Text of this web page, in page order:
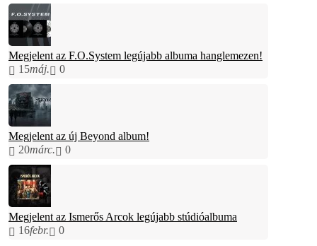
Megjelent az F.O.System legújabb albuma hanglemezen!
15máj. 0
Megjelent az új Beyond album!
20márc. 0
Megjelent az Ismerős Arcok legújabb stúdióalbuma
16febr. 0